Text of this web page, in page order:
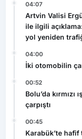
04:07
Artvin Valisi
ile ilgili
yol yeniden
04:00
İki otomobilin
00:52
Bolu’da
çarpıştı
00:45
Karabük’te